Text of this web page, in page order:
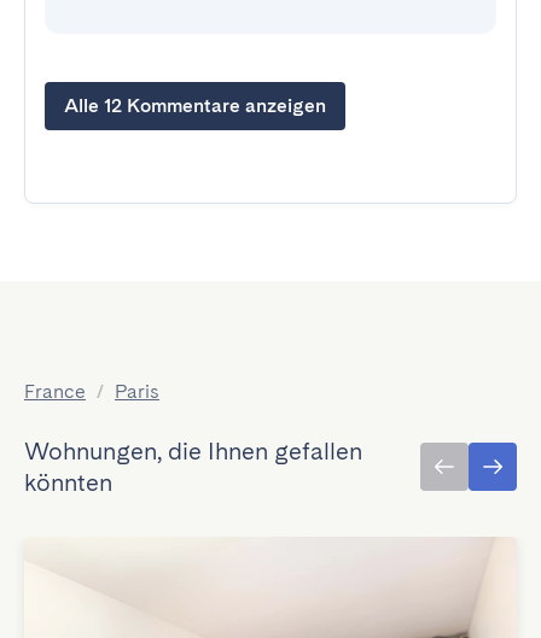
Alle 12 Kommentare anzeigen
France / Paris
Wohnungen, die Ihnen gefallen
könnten